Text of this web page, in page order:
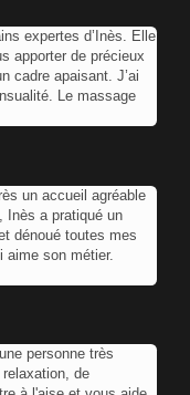
expertes d’Inès. Elle
apporter de précieux
cadre apaisant. J’ai
Le massage
un accueil agréable
Inès a pratiqué un
dénoué toutes mes
aime son métier.
personne très
de